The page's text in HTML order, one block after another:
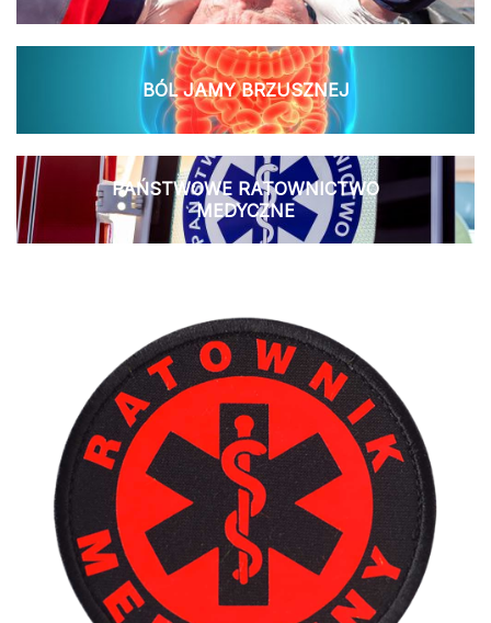
BÓL JAMY BRZUSZNEJ
PAŃSTWOWE RATOWNICTWO
MEDYCZNE